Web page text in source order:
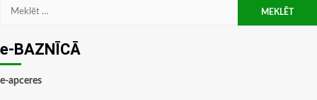
Meklēt:
e-BAZNĪCĀ
e-apceres